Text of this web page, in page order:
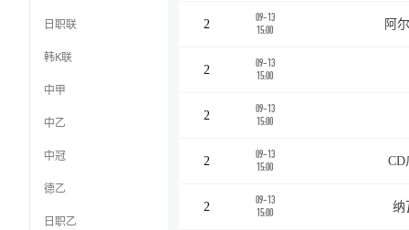
日职联
韩K联
中甲
中乙
中冠
德乙
日职乙
2
09-13
15:00
阿
2
09-13
15:00
2
09-13
15:00
2
09-13
15:00
CD
2
09-13
15:00
纳